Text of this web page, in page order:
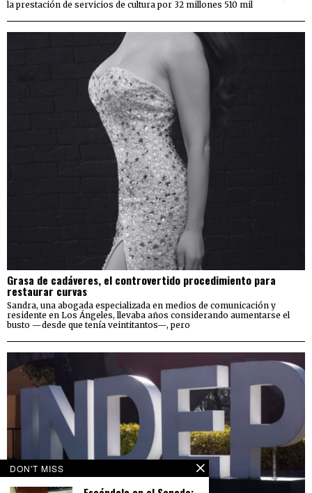
la prestación de servicios de cultura por 32 millones 510 mil
Grasa de cadáveres, el controvertido procedimiento para
restaurar curvas
Sandra, una abogada especializada en medios de comunicación y
residente en Los Ángeles, llevaba años considerando aumentarse el
busto —desde que tenía veintitantos—, pero
DON'T MISS